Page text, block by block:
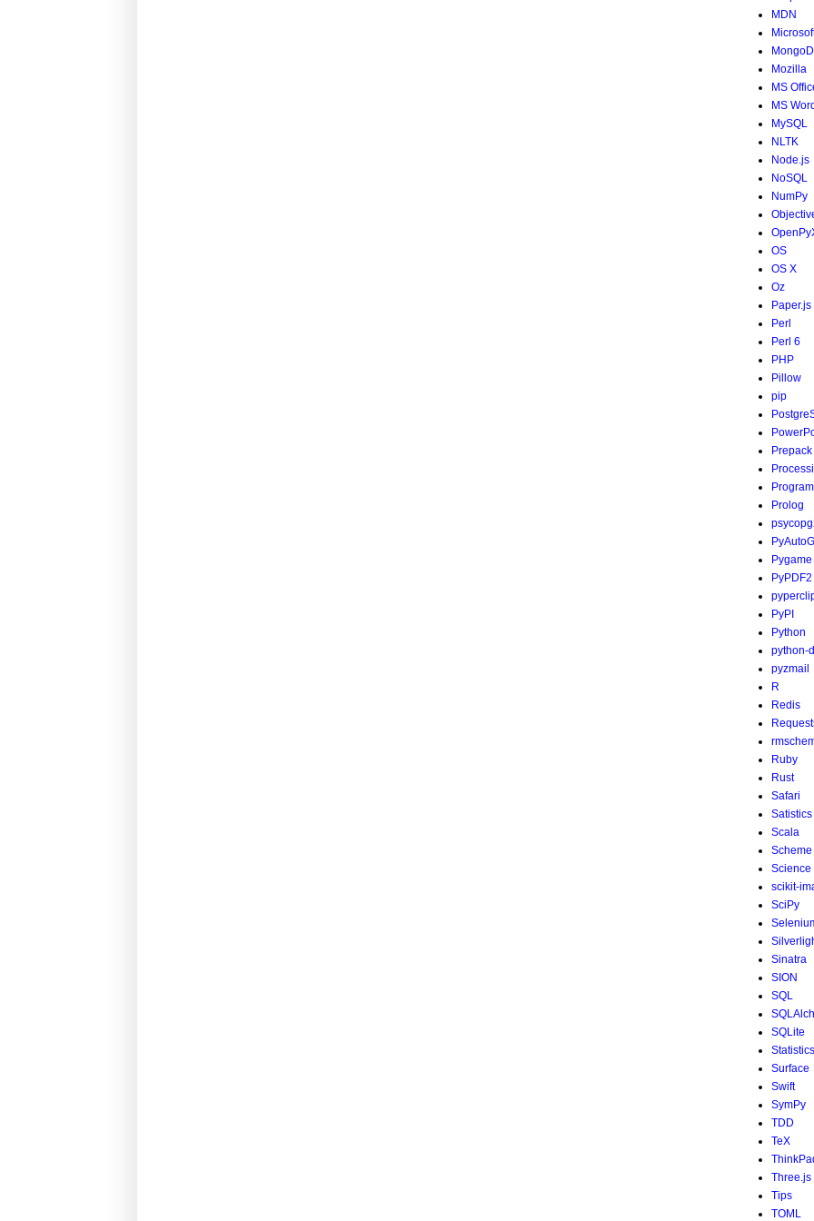
MDN
Mozilla
MS
MS Word
MySQL
NLTK
Node.js
NoSQL
NumPy
OS
OS X
Oz
Paper.js
Perl
Perl 6
PHP
Pillow
pip
Prepack
Prolog
Pygame
PyPDF2
PyPI
Python
python-
pyzmail
R
Redis
Ruby
Rust
Safari
Satistics
Scala
Scheme
Science
scikit-
SciPy
Sinatra
SION
SQL
SQLite
Statistics
Surface
Swift
SymPy
TDD
TeX
Three.js
Tips
TOML